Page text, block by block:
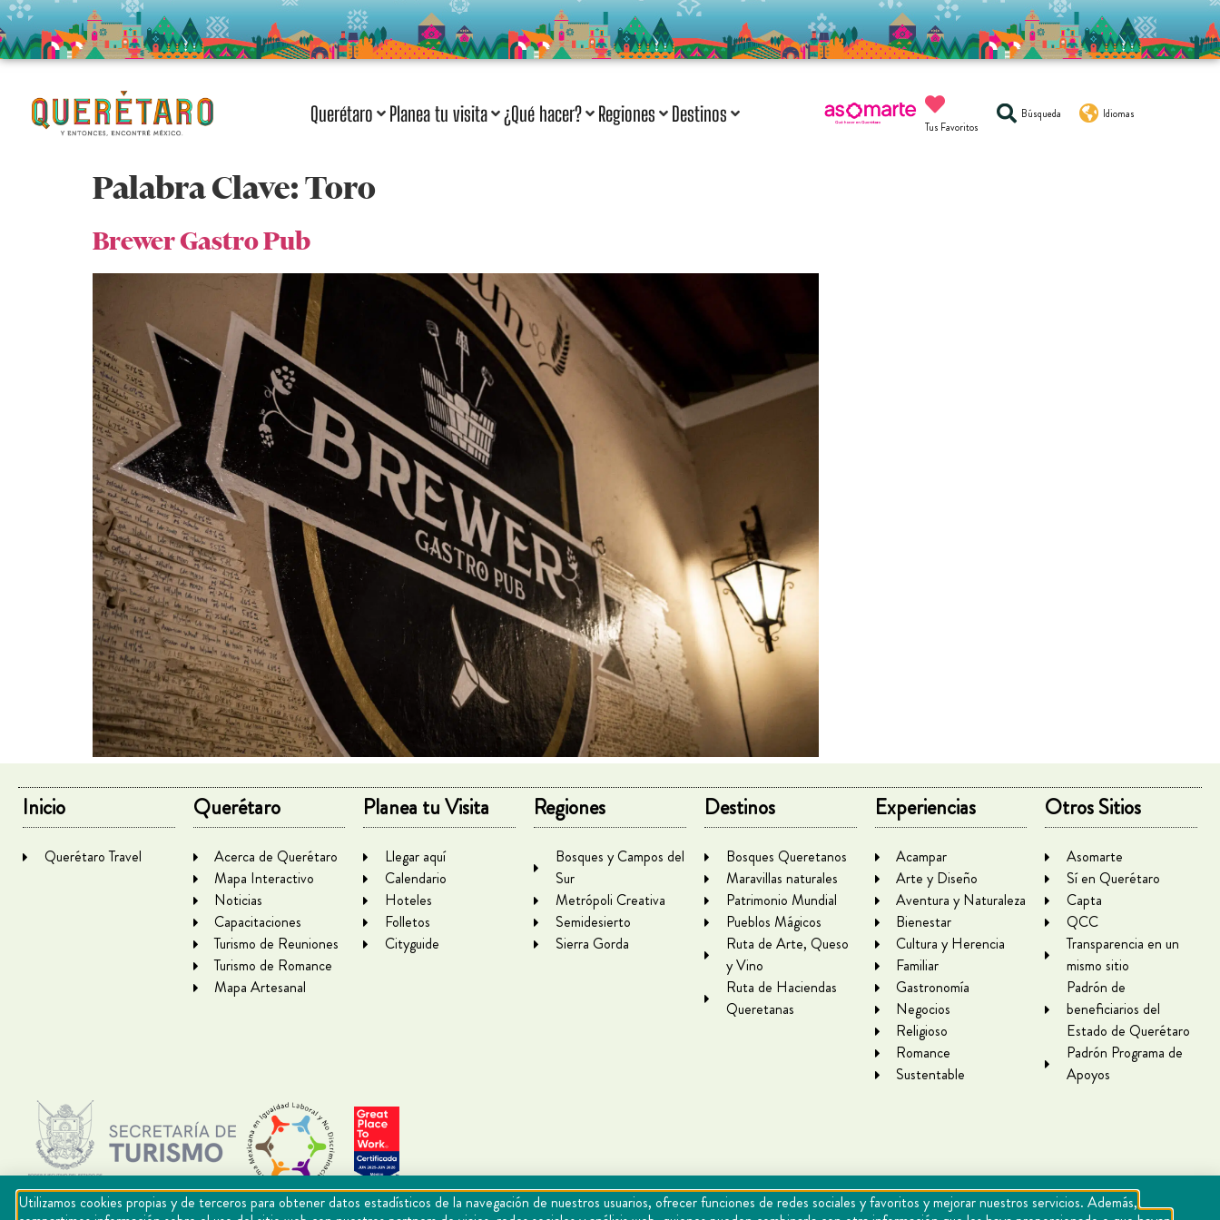
Querétaro Planea tu visita ¿Qué hacer? Regiones Destinos
Tus Favoritos
Búsqueda Idiomas
Palabra Clave:Toro
Brewer Gastro Pub
Inicio
Querétaro Travel
Querétaro
Acerca de Querétaro
Mapa Interactivo
Noticias
Capacitaciones
Turismo de Reuniones
Turismo de Romance
Mapa Artesanal
Planea tu Visita
Llegar aquí
Calendario
Hoteles
Folletos
Cityguide
Regiones
Bosques y Campos del
Sur
Metrópoli Creativa
Semidesierto
Sierra Gorda
Destinos
Bosques Queretanos
Maravillas naturales
Patrimonio Mundial
Pueblos Mágicos
Ruta de Arte, Queso
y Vino
Ruta de Haciendas
Queretanas
Experiencias
Acampar
Arte y Diseño
Aventura y Naturaleza
Bienestar
Cultura y Herencia
Familiar
Gastronomía
Negocios
Religioso
Romance
Sustentable
Otros Sitios
Asomarte
Sí en Querétaro
Capta
QCC
Transparencia en un
mismo sitio
Padrón de
beneficiarios del
Estado de Querétaro
Padrón Programa de
Apoyos
Utilizamos cookies propias y de terceros para obtener datos estadísticos de la navegación de nuestros usuarios, ofrecer funciones de redes sociales y favoritos y mejorar nuestros servicios. Además,